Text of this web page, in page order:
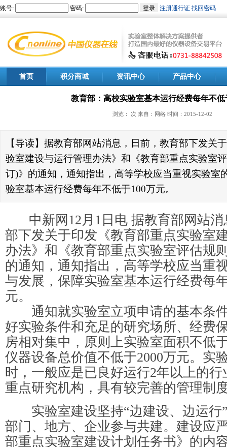
首页 积分商城 资讯中心 产品中心
教育部：高校实验室基本运行经费每年不低
浏览： 次 来自：网络 时间：2015-12-02
【导读】据教育部网站消息，日前，教育部下发关
验室建设与运行管理办法》和《教育部重点实验室
订)》的通知，通知指出，高等学校应当重视实验室
验室基本运行经费每年不低于100万元。
中新网12月1日电 据教育部网站消
部下发关于印发《教育部重点实验室
办法》和《教育部重点实验室评估规
的通知，通知指出，高等学校应当重
与发展，保障实验室基本运行经费每
元。
通知就实验室立项申请的基本条
好实验条件和充足的研究场所、经费
房相对集中，原则上实验室面积不低
仪器设备总价值不低于2000万元。实
时，一般应是已良好运行2年以上的
重点研究机构，具有较完善的管理制
实验室建设坚持“边建设、边运行
部门、地方、企业参与共建。建设应
部重点实验室建设计划任务书》的内